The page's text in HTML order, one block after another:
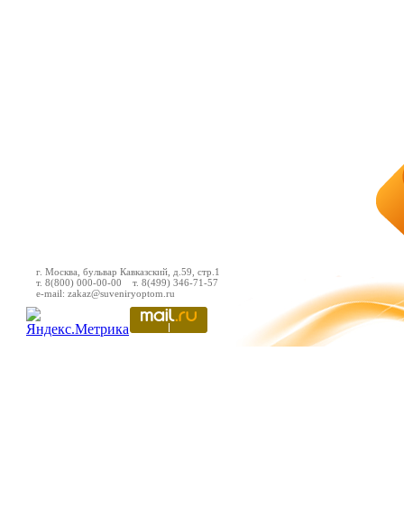
г. Москва, бульвар Кавказский, д.59, стр.1
т. 8(800) 000-00-00 т. 8(499) 346-71-57
e-mail: zakaz@suveniryoptom.ru